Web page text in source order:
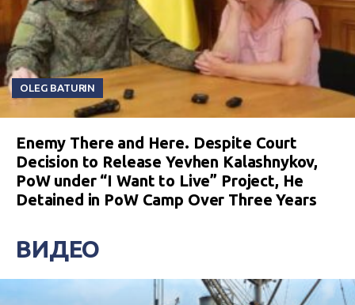
OLEG BATURIN
Enemy There and Here. Despite Court
Decision to Release Yevhen Kalashnykov,
PoW under “I Want to Live” Project, He
Detained in PoW Camp Over Three Years
ВИДЕО